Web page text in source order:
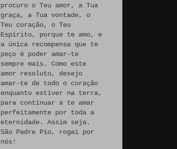
procuro o Teu amor, a Tua
graça, a Tua vontade, o
Teu coração, o Teu
Espírito, porque te amo, e
a única recompensa que te
peço é poder amar-te
sempre mais. Como este
amor resoluto, desejo
amar-te de todo o coração
enquanto estiver na terra,
para continuar a te amar
perfeitamente por toda a
eternidade. Assim seja.
São Padre Pio, rogai por
nós!